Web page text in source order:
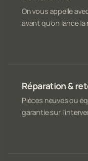
On vous appelle
avant qu'on lance la
Réparation &
Pièces neuves ou
garantie sur